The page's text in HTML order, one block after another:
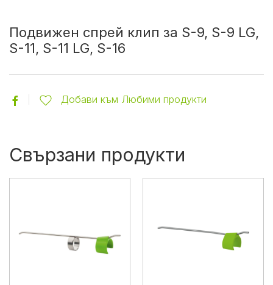
Подвижен спрей клип за S-9, S-9 LG,
S-11, S-11 LG, S-16
Добави към Любими продукти
Свързани продукти